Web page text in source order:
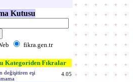
Kutusu
fikra.gen.tr
Kategoriden Fıkralar
değişitiren eşi
4.05